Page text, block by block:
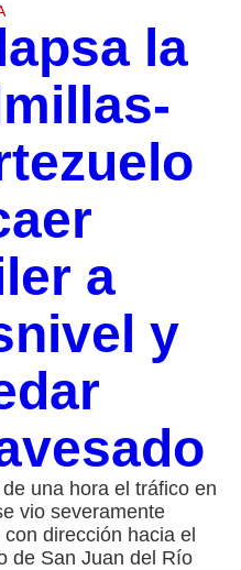
la
a
y
una hora el tráfico en
vio severamente
dirección hacia el
de San Juan del Río